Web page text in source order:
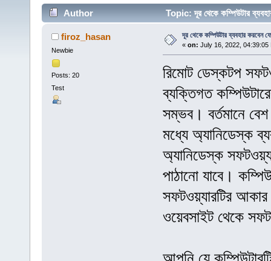
Author Topic: দূর থেকে কম্পিউটার
firoz_hasan
Newbie
Posts: 20
Test
দূর থেকে কম্পিউটার ব্যবহার করবেন
« on: July 16, 2022, 04:39:05
রিমোট ডেস্কটপ
ব্যক্তিগত
সম্ভব। বর্তমানে
মধ্যে অ্যানিডেস্ক
অ্যানিডেস্ক
পাঠানো যাবে।
সফটওয়্যারটির
ওয়েবসাইট থেকে